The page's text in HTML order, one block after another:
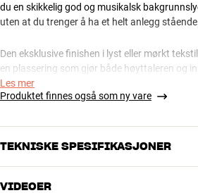
du en skikkelig god og musikalsk
uten at du trenger å ha et helt anlegg
Den eksklusive finishen i lyst eller mørkt
en plassering som gjør både høyttaleren og
rettferdighet. Som en stor nyhet i denne
Home 200 også Dolby Atmos, slik at du kan få
voksende antall Atmos-musikkfiler på de
Den kan derfor ikke gi helt så overbevisende
Les mer
Produktet finnes også som ny vare
TEKNISKE SPESIFIKASJONER
VIDEOER